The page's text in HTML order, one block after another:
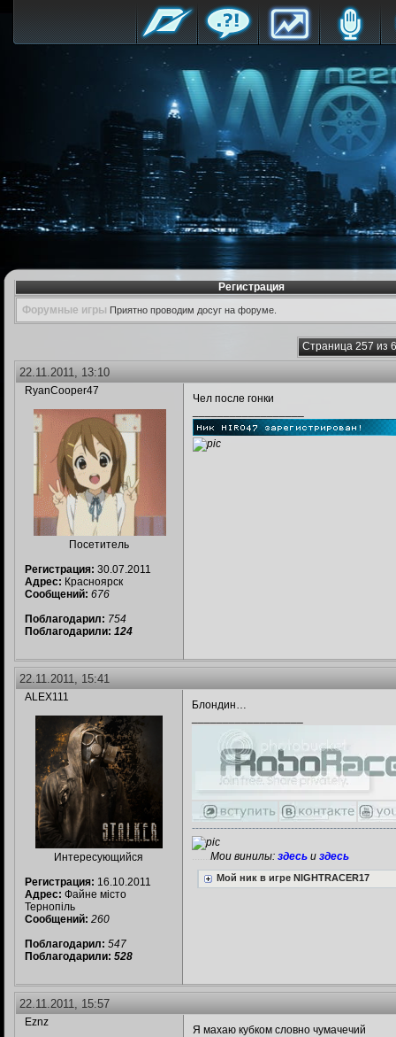
Регистрация
Форумные игры Приятно проводим досуг на форуме.
Страница 257 из
22.11.2011, 13:10
RyanCooper47
Посетитель
Регистрация: 30.07.2011
Адрес: Красноярск
Сообщений: 676
Поблагодарил: 754
Поблагодарили: 124
Чел после гонки
22.11.2011, 15:41
ALEX111
Интересующийся
Регистрация: 16.10.2011
Адрес: Файне місто
Тернопіль
Сообщений: 260
Поблагодарил: 547
Поблагодарили: 528
Блондин…
Мои винилы: здесь и здесь
Мой ник в игре NIGHTRACER17
22.11.2011, 15:57
Eznz
Я махаю кубком словно чумачечий